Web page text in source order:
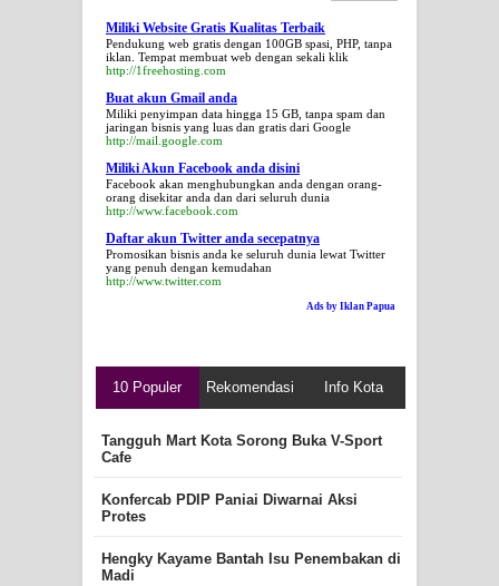
Miliki Website Gratis Kualitas Terbaik
Pendukung web gratis dengan 100GB spasi, PHP, tanpa
iklan. Tempat membuat web dengan sekali klik
http://1freehosting.com
Buat akun Gmail anda
Miliki penyimpan data hingga 15 GB, tanpa spam dan
jaringan bisnis yang luas dan gratis dari Google
http://mail.google.com
Miliki Akun Facebook anda disini
Facebook akan menghubungkan anda dengan orang-
orang disekitar anda dan dari seluruh dunia
http://www.facebook.com
Daftar akun Twitter anda secepatnya
Promosikan bisnis anda ke seluruh dunia lewat Twitter
yang penuh dengan kemudahan
http://www.twitter.com
Ads by Iklan Papua
10 Populer Rekomendasi Info Kota
Tangguh Mart Kota Sorong Buka V-Sport
Cafe
Konfercab PDIP Paniai Diwarnai Aksi
Protes
Hengky Kayame Bantah Isu Penembakan di
Madi